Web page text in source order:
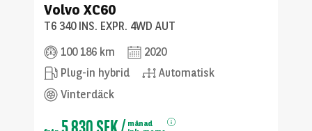
Volvo XC60
T6 340 INS. EXPR. 4WD AUT
100 186 km
2020
Plug-in hybrid
Automatisk
Vinterdäck
månad